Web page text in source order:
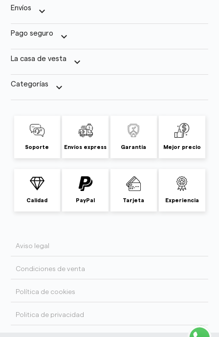
Envíos keyboard_arrow_down
Pago seguro keyboard_arrow_down
La casa de vesta keyboard_arrow_down
Categorías keyboard_arrow_down
Soporte Envíos express Garantía Mejor precio
Calidad PayPal Tarjeta Experiencia
Aviso legal
Condiciones de venta
Política de cookies
Politica de privacidad